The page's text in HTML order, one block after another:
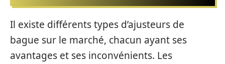
Il existe différents types d’ajusteurs de
bague sur le marché, chacun ayant ses
avantages et ses inconvénients. Les